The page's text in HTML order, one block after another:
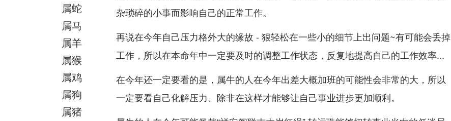
属蛇
属马
属羊
属猴
属鸡
属狗
属猪
杂琐碎的小事而影响自己的正常工作。
再说在今年自己压力格外大的缘故 - 狠轻松在一些小的细节上出问题~有可能会丢掉
工作，所以在本命年中一定要及时的调整工作状态，反复地提高自己的工作效率...
在今年还一定要看的是，属牛的人在今年出差大概加班的可能性会非常的大，所以
一定要看自己化解压力、除非在这样才能够让自己事业进步更加顺利。